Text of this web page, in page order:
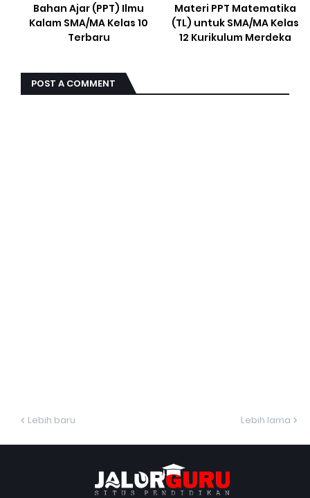
Bahan Ajar (PPT) Ilmu
Kalam SMA/MA Kelas 10
Terbaru
Materi PPT Matematika
(TL) untuk SMA/MA Kelas
12 Kurikulum Merdeka
POST A COMMENT
Lebih baru Lebih lama